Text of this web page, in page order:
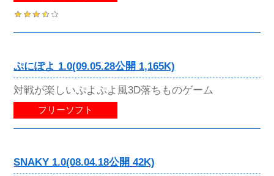
ぷにぽよ 1.0(09.05.28公開 1,165K)
対戦が楽しいぷよぷよ風3D落ちものゲーム
フリーソフト
SNAKY 1.0(08.04.18公開 42K)